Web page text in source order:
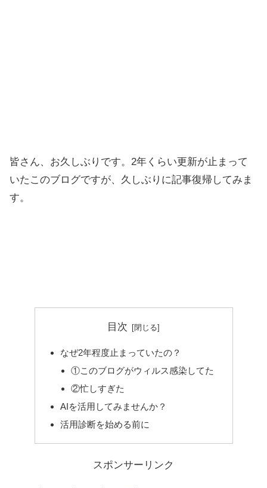
皆さん、お久しぶりです。2年くらい更新が止まって
いたこのブログですが、久しぶりに記事復帰してみま
す。
目次
なぜ2年程度止まっていたの？
①このブログがウィルス感染してた
②忙しすぎた
AIを活用してみませんか？
活用診断を始める前に
スポンサーリンク